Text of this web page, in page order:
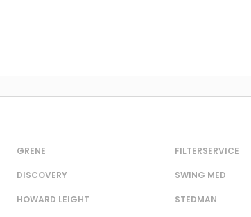
GRENE
DISCOVERY
HOWARD LEIGHT
FILTERSERVICE
SWING MED
STEDMAN